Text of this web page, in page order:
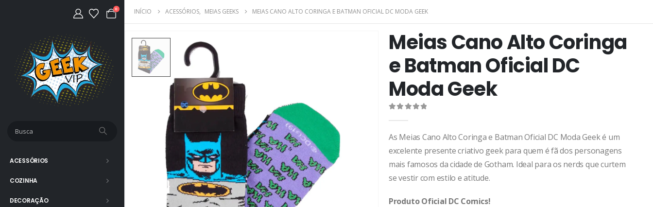
0
ACESSÓRIOS
COZINHA
DECORAÇÃO
INÍCIO ACESSÓRIOS, MEIAS GEEKS MEIAS CANO ALTO CORINGA E BATMAN OFICIAL DC MODA GEEK
Meias Cano Alto Coringa
e Batman Oficial DC
Moda Geek
As Meias Cano Alto Coringa e Batman Oficial DC Moda Geek é um
excelente presente criativo geek para quem é fã dos personagens
mais famosos da cidade de Gotham. Ideal para os nerds que curtem
se vestir com estilo e atitude.
Produto Oficial DC Comics!